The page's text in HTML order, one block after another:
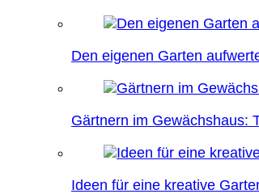
Den eigenen Garten
Gärtnern im Gewächshaus:
Ideen für eine kreative